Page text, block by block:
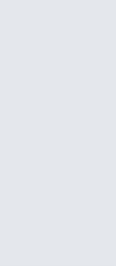
Moment mit dem
und 3 Jahren